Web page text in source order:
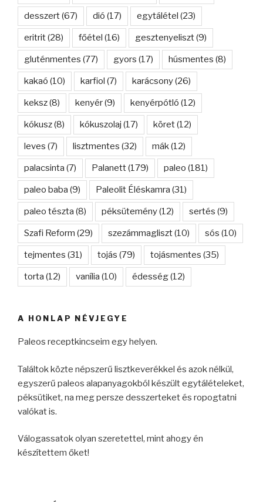
desszert(67) dió (17) egytálétel (23)
eritrit(28) főétel (16) gesztenyeliszt(9)
gluténmentes (77) gyors (17) húsmentes (8)
kakaó (10) karfiol (7) karácsony(26)
keksz(8) kenyér(9) kenyérpótló (12)
kókusz(8) kókuszolaj (17) köret(12)
leves (7) lisztmentes (32) mák(12)
palacsinta (7) Palanett(179) paleo (181)
paleo baba (9) Paleolit Éléskamra (31)
paleo tészta (8) péksütemény(12) sertés (9)
Szafi Reform (29) szezámmagliszt(10) sós (10)
tejmentes (31) tojás (79) tojásmentes (35)
torta (12) vanília (10) édesség(12)
A HONLAP NÉVJEGYE
Paleos receptkincseim egy helyen.
Találtok közte népszerű lisztkeverékkel és azok nélkül,
egyszerű paleos alapanyagokból készült egytálételeket,
péksütiket, na meg persze desszerteket és ropogtatni
valókat is.
Válogassatok olyan szeretettel, mint ahogy én
készítettem őket!